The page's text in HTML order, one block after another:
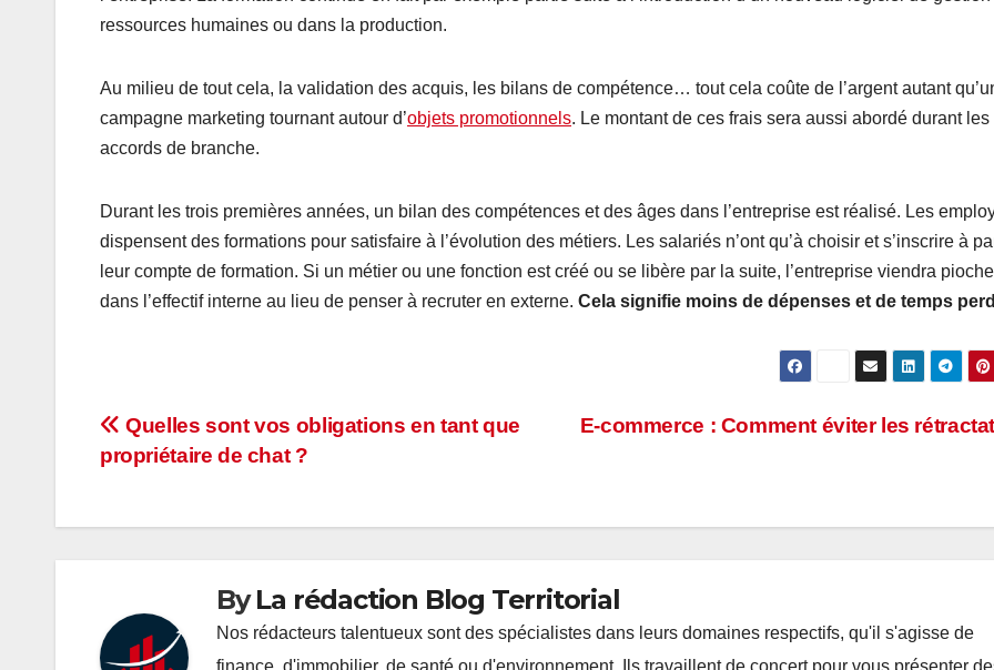
ressources humaines ou dans la production.
Au milieu de tout cela, la validation des acquis, les bilans de compétence… tout cela coûte de l’argent autant
campagne marketing tournant autour d’objets promotionnels. Le montant de ces frais sera aussi abordé durant les
accords de branche.
Durant les trois premières années, un bilan des compétences et des âges dans l’entreprise est réalisé. Les
dispensent des formations pour satisfaire à l’évolution des métiers. Les salariés n’ont qu’à choisir et s’inscrire à
leur compte de formation. Si un métier ou une fonction est créé ou se libère par la suite, l’entreprise viendra
dans l’effectif interne au lieu de penser à recruter en externe. Cela signifie moins de dépenses et de temps
Navigation
de
l’article
E-commerce : Comment éviter les
Quelles sont vos obligations en tant que
propriétaire de chat ?
ByLa rédaction Blog Territorial
Nos rédacteurs talentueux sont des spécialistes dans leurs domaines respectifs, qu'il s'agisse de
finance, d'immobilier, de santé ou d'environnement. Ils travaillent de concert pour vous présenter